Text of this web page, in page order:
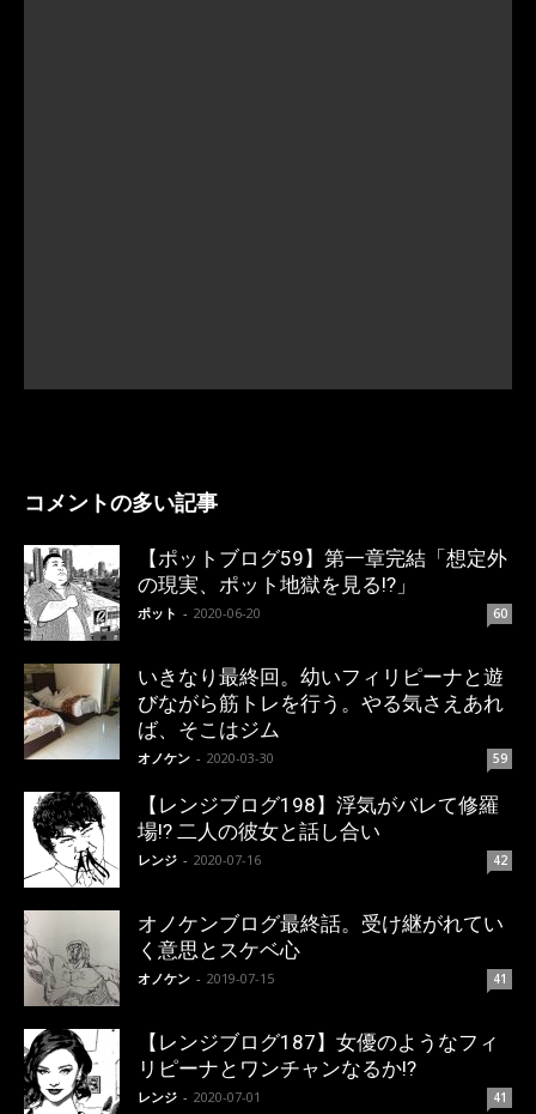
コメントの多い記事
【ポットブログ59】第一章完結「想定外
の現実、ポット地獄を見る!?」
ポット - 2020-06-20 60
いきなり最終回。幼いフィリピーナと遊
びながら筋トレを行う。やる気さえあれ
ば、そこはジム
オノケン - 2020-03-30 59
【レンジブログ198】浮気がバレて修羅
場!? 二人の彼女と話し合い
レンジ - 2020-07-16 42
オノケンブログ最終話。受け継がれてい
く意思とスケベ心
オノケン - 2019-07-15 41
【レンジブログ187】女優のようなフィ
リピーナとワンチャンなるか!?
レンジ - 2020-07-01 41